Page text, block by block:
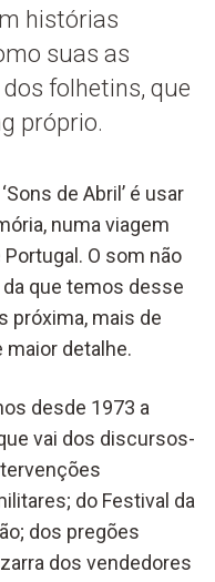
histórias
suas as
folhetins, que
próprio.
de Abril’ é usar
numa viagem
O som não
que temos desse
próxima, mais de
maior detalhe.
desde 1973 a
vai dos discursos-
do Festival da
dos pregões
dos vendedores